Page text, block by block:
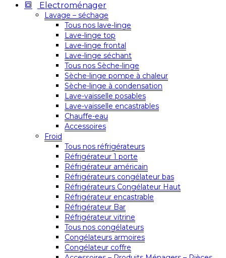
Electroménager
Lavage – séchage
Tous nos lave-linge
Lave-linge top
Lave-linge frontal
Lave-linge séchant
Tous nos Sèche-linge
Sèche-linge pompe à chaleur
Sèche-linge à condensation
Lave-vaisselle posables
Lave-vaisselle encastrables
Chauffe-eau
Accessoires
Froid
Tous nos réfrigérateurs
Réfrigérateur 1 porte
Réfrigérateur américain
Réfrigérateurs congélateur bas
Réfrigérateurs Congélateur Haut
Réfrigérateur encastrable
Réfrigérateur Bar
Réfrigérateur vitrine
Tous nos congélateurs
Congélateurs armoires
Congélateur coffre